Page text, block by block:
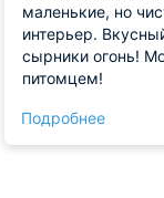
маленькие, но
интерьер.
сырники огонь!
питомцем!
Подробнее